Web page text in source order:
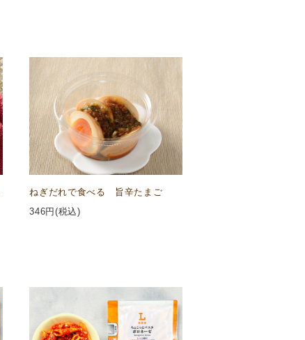
ねぎだれで食べる 旨辛たまご
346円(税込)